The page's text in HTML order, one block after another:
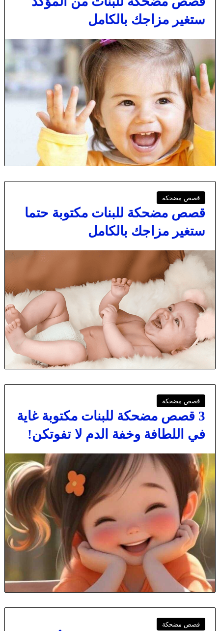
ستغير مزاجك بالكامل
قصص مضحكة
قصص مضحكة للبنات مكتوبة حتما
ستغير مزاجك بالكامل
قصص مضحكة
3 قصص مضحكة للبنات مكتوبة غاية
في اللطافة وخفة الدم لا تفوتكن!
قصص مضحكة